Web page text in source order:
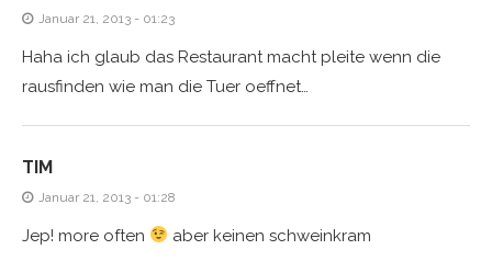
Januar 21, 2013 - 01:23
Haha ich glaub das Restaurant macht pleite wenn die
rausfinden wie man die Tuer oeffnet…
TIM
Januar 21, 2013 - 01:28
Jep! more often aber keinen schweinkram